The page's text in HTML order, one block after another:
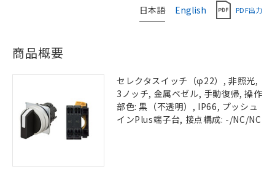
日本語 English PDF出力
商品概要
セレクタスイッチ（φ22）, 非照光,
3ノッチ, 金属ベゼル, 手動復帰, 操作
部色: 黒（不透明）, IP66, プッシュ
インPlus端子台, 接点構成: -/NC/NC